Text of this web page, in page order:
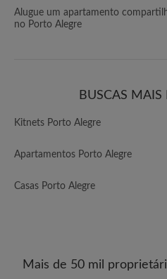
Alugue um apartamento
no Porto Alegre
BUSCAS MAIS
Kitnets Porto Alegre
Apartamentos Porto Alegre
Casas Porto Alegre
Mais de 50 mil